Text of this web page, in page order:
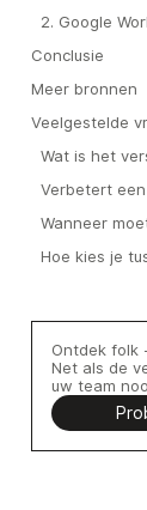
2. Google
Conclusie
Meer bronnen
Veelgestelde
Wat is het
Verbetert
Wanneer
mailadres
Hoe kies je
Ontdek folk
Net als de
uw team